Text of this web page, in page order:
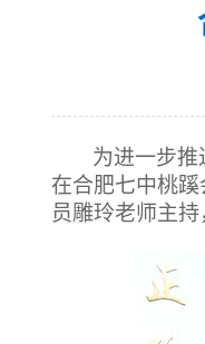
为进一步推
在合肥七中桃
员雕玲老师主